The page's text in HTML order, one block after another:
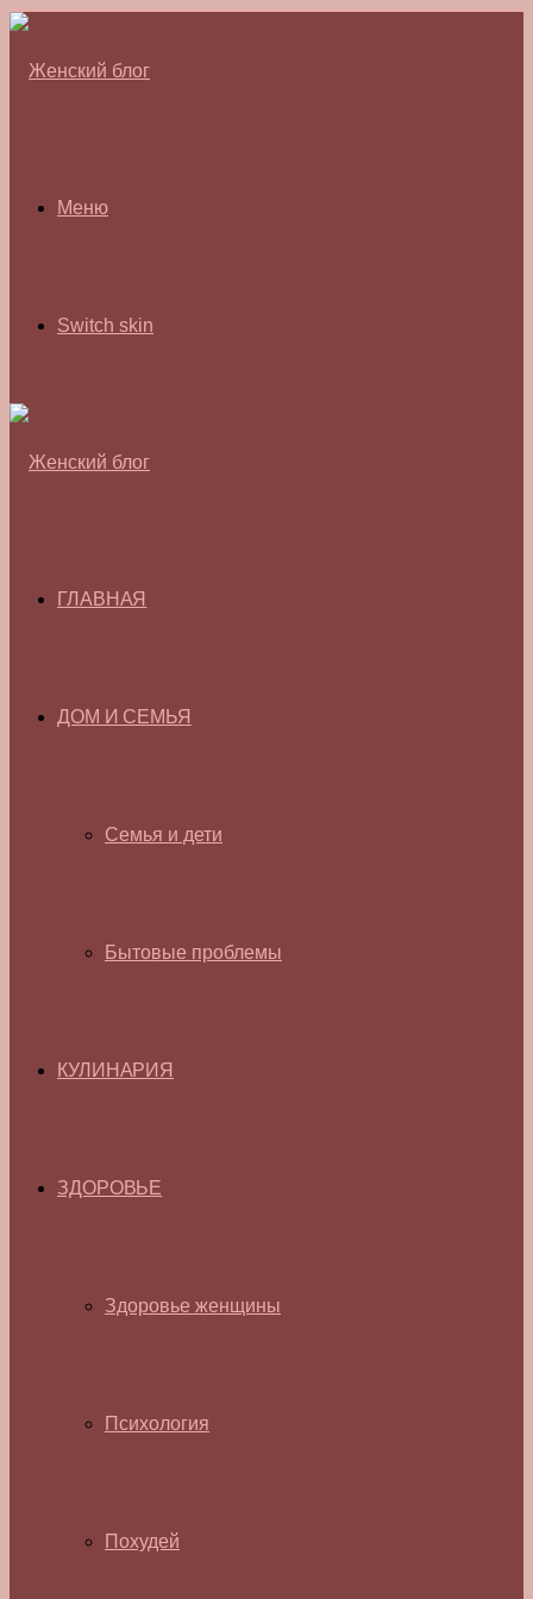
Меню
Switch skin
ГЛАВНАЯ
ДОМ И СЕМЬЯ
Семья и дети
Бытовые проблемы
КУЛИНАРИЯ
ЗДОРОВЬЕ
Здоровье женщины
Психология
Похудей